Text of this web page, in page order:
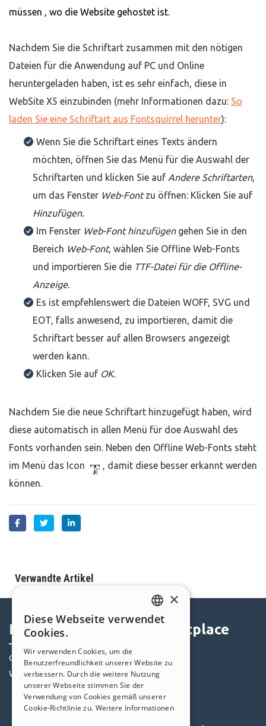
müssen , wo die Website gehostet ist.
Nachdem Sie die Schriftart zusammen mit den nötigen
Dateien für die Anwendung auf PC und Online
heruntergeladen haben, ist es sehr einfach, diese in
WebSite X5 einzubinden (mehr Informationen dazu: So
laden Sie eine Schriftart aus Fontsquirrel herunter):
Wenn Sie die Schriftart eines Texts ändern
möchten, öffnen Sie das Menü für die Auswahl der
Schriftarten und klicken Sie auf Andere Schriftarten,
um das Fenster Web-Fontzu öffnen: Klicken Sie auf
Hinzufügen.
Im Fenster Web-Font hinzufügengehen Sie in den
Bereich Web-Font, wählen Sie Offline Web-Fonts
und importieren Sie die TTF-Datei für die Offline-
Anzeige.
Es ist empfehlenswert die Dateien WOFF, SVG und
EOT, falls anwesend, zu importieren, damit die
Schriftart besser auf allen Browsers angezeigt
werden kann.
Klicken Sie auf OK.
Nachdem Sie die neue Schriftart hinzugefügt haben, wird
diese automatisch in allen Menü für doe Auswahl des
Fonts vorhanden sein. Neben den Offline Web-Fonts steht
im Menü das Icon
, damit diese besser erkannt werden
können.
Verwandte Artikel
Help Center
Community
Websites von Nutzern
Marketplace
Templates
Objekte
Angebote
ENGLISH
GERMAN
SPANISH
PORTUGUESE
×
Diese Webseite verwendet
Cookies.
Wir verwenden Cookies, um die
Benutzerfreundlichkeit unserer Website zu
verbessern. Durch die weitere Nutzung
unserer Webseite stimmen Sie der
Verwendung von Cookies gemäß unserer
Cookie-Richtlinie zu. Weitere Informationen